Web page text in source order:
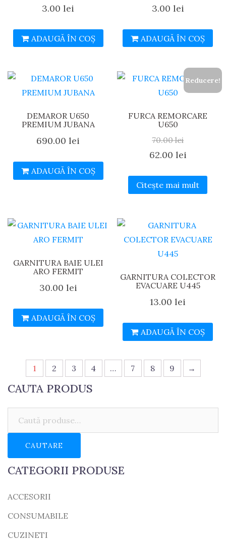
3.00lei
ADAUGĂ ÎN COȘ
3.00 lei
ADAUGĂ ÎN COȘ
DEMAROR U650
PREMIUM JUBANA
690.00lei
ADAUGĂ ÎN COȘ
Reducere!
FURCA REMORCARE
U650
70.00lei
Prețul
a
62.00 lei
este:
Citește mai mult
GARNITURA BAIE ULEI
ARO FERMIT
30.00 lei
ADAUGĂ ÎN COȘ
GARNITURA COLECTOR
EVACUARE U445
13.00lei
ADAUGĂ ÎN COȘ
1 2 3 4 … 7 8 9 →
CAUTA PRODUS
CAUTARE
CATEGORII PRODUSE
ACCESORII
CONSUMABILE
CUZINETI